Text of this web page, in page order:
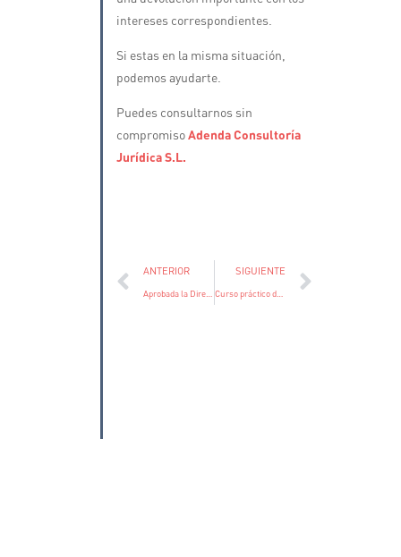
intereses correspondientes.
Si estas en la misma situación,
podemos ayudarte.
Puedes consultarnos sin
compromisoAdenda Consultoría
Jurídica S.L.
ANTERIOR SIGUIENTE